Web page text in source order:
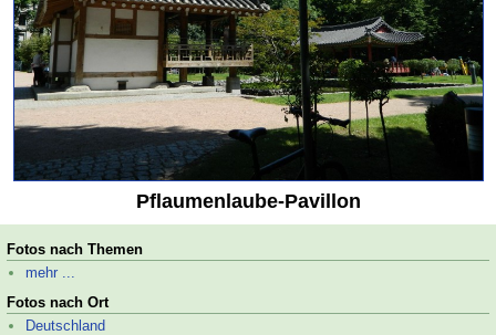
Pflaumenlaube-Pavillon
Fotos nach Themen
mehr ...
Fotos nach Ort
Deutschland